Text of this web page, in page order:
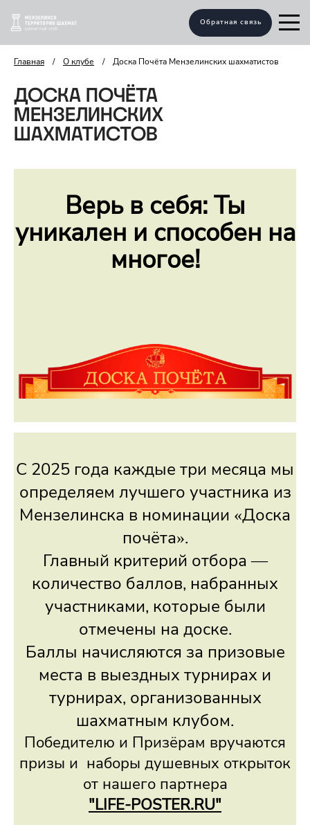
Обратная связь
Главная / О клубе / Доска Почёта Мензелинских шахматистов
ДОСКА ПОЧЁТА
МЕНЗЕЛИНСКИХ
ШАХМАТИСТОВ
Верь в себя: Ты
уникален и способен на
многое!
С 2025 года каждые три месяца мы
определяем лучшего участника из
Мензелинска в номинации «Доска
почёта».
Главный критерий отбора —
количество баллов, набранных
участниками, которые были
отмечены на доске.
Баллы начисляются за призовые
места в выездных турнирах и
турнирах, организованных
шахматным клубом.
Победителю и Призёрам вручаются
призы и наборы душевных открыток
от нашего партнера
"LIFE-POSTER.RU"